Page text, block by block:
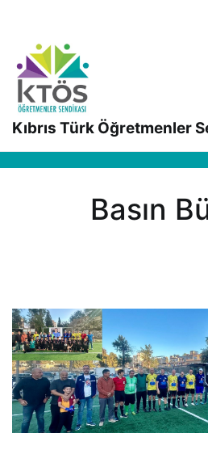
Kıbrıs Türk Öğretmenler
Basın